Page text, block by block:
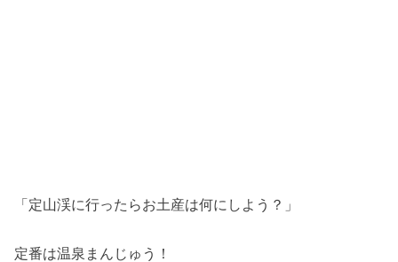
「定山渓に行ったらお土産は何にしよう？」
定番は温泉まんじゅう！